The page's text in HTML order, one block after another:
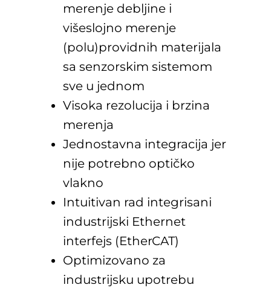
merenje debljine i
višeslojno merenje
(polu)providnih materijala
sa senzorskim sistemom
sve u jednom
Visoka rezolucija i brzina
merenja
Jednostavna integracija jer
nije potrebno optičko
vlakno
Intuitivan rad integrisani
industrijski Ethernet
interfejs (EtherCAT)
Optimizovano za
industrijsku upotrebu